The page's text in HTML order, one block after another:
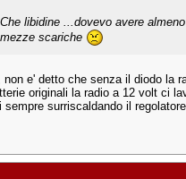
Che libidine ...dovevo avere
mezze scariche
non e' detto che senza il diodo la
originali la radio a 12 volt ci
sempre surriscaldando il